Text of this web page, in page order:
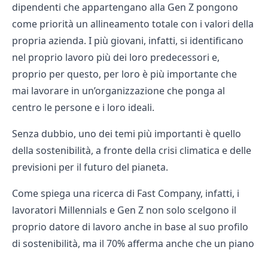
dipendenti che appartengano alla Gen Z pongono
come priorità un allineamento totale con i valori della
propria azienda. I più giovani, infatti, si identificano
nel proprio lavoro più dei loro predecessori e,
proprio per questo, per loro è più importante che
mai lavorare in un’organizzazione che ponga al
centro le persone e i loro ideali.
Senza dubbio, uno dei temi più importanti è quello
della sostenibilità, a fronte della crisi climatica e delle
previsioni per il futuro del pianeta.
Come spiega una ricerca di Fast Company, infatti, i
lavoratori Millennials e Gen Z non solo scelgono il
proprio datore di lavoro anche in base al suo profilo
di sostenibilità, ma il 70% afferma anche che un piano